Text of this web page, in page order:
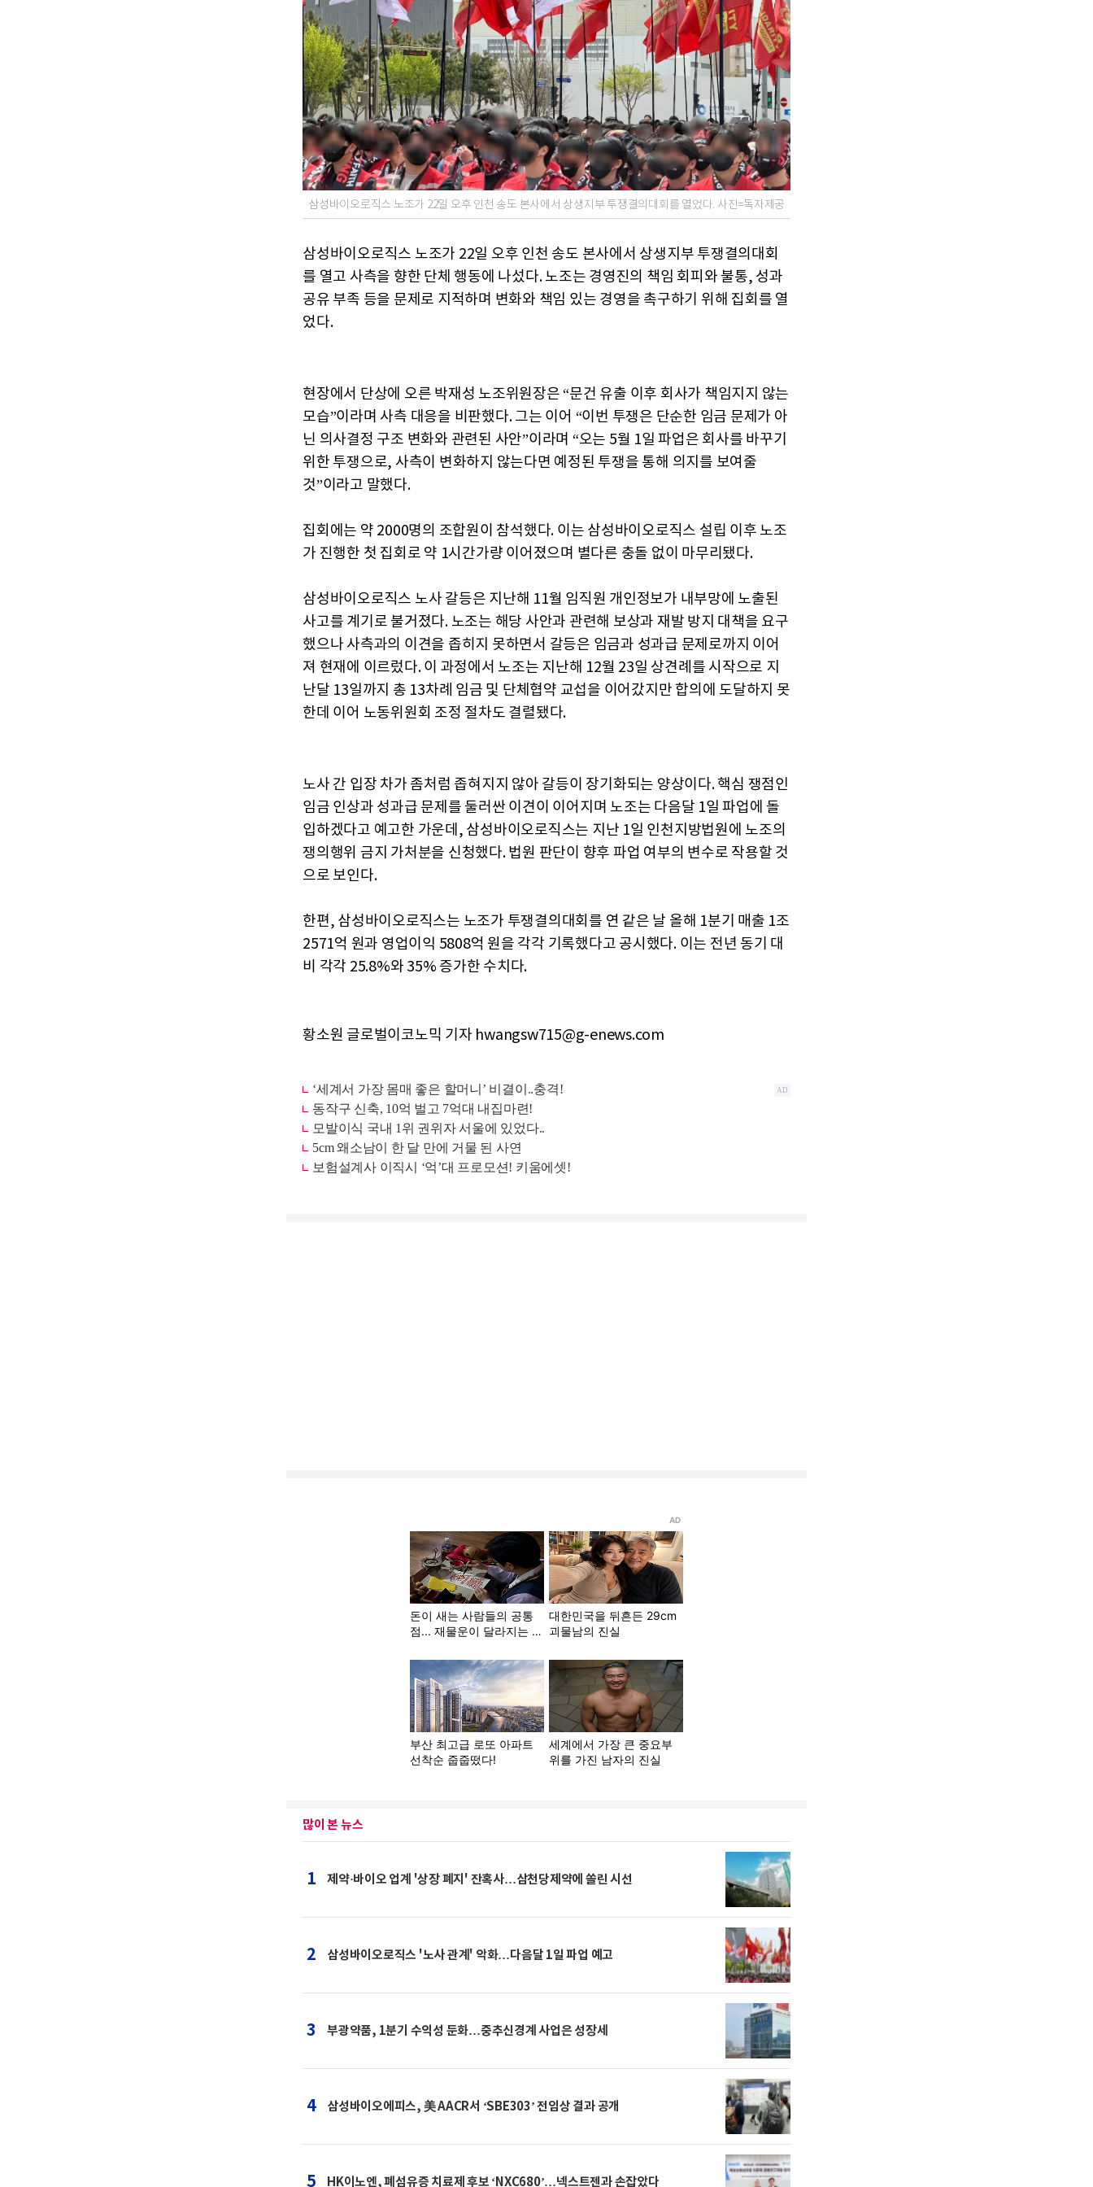
삼성바이오로직스 노조가 22일 오후 인천 송도 본사에서 상생지부 투쟁결의대회를 열었다. 사진=독자제공
삼성바이오로직스 노조가 22일 오후 인천 송도 본사에서 상생지부 투쟁결의대회
를 열고 사측을 향한 단체 행동에 나섰다. 노조는 경영진의 책임 회피와 불통, 성과
공유 부족 등을 문제로 지적하며 변화와 책임 있는 경영을 촉구하기 위해 집회를 열
었다.
현장에서 단상에 오른 박재성 노조위원장은 “문건 유출 이후 회사가 책임지지 않는
모습”이라며 사측 대응을 비판했다. 그는 이어 “이번 투쟁은 단순한 임금 문제가 아
닌 의사결정 구조 변화와 관련된 사안”이라며 “오는 5월 1일 파업은 회사를 바꾸기
위한 투쟁으로, 사측이 변화하지 않는다면 예정된 투쟁을 통해 의지를 보여줄
것”이라고 말했다.
집회에는 약 2000명의 조합원이 참석했다. 이는 삼성바이오로직스 설립 이후 노조
가 진행한 첫 집회로 약 1시간가량 이어졌으며 별다른 충돌 없이 마무리됐다.
삼성바이오로직스 노사 갈등은 지난해 11월 임직원 개인정보가 내부망에 노출된
사고를 계기로 불거졌다. 노조는 해당 사안과 관련해 보상과 재발 방지 대책을 요구
했으나 사측과의 이견을 좁히지 못하면서 갈등은 임금과 성과급 문제로까지 이어
져 현재에 이르렀다. 이 과정에서 노조는 지난해 12월 23일 상견례를 시작으로 지
난달 13일까지 총 13차례 임금 및 단체협약 교섭을 이어갔지만 합의에 도달하지 못
한데 이어 노동위원회 조정 절차도 결렬됐다.
노사 간 입장 차가 좀처럼 좁혀지지 않아 갈등이 장기화되는 양상이다. 핵심 쟁점인
임금 인상과 성과급 문제를 둘러싼 이견이 이어지며 노조는 다음달 1일 파업에 돌
입하겠다고 예고한 가운데, 삼성바이오로직스는 지난 1일 인천지방법원에 노조의
쟁의행위 금지 가처분을 신청했다. 법원 판단이 향후 파업 여부의 변수로 작용할 것
으로 보인다.
한편, 삼성바이오로직스는 노조가 투쟁결의대회를 연 같은 날 올해 1분기 매출 1조
2571억 원과 영업이익 5808억 원을 각각 기록했다고 공시했다. 이는 전년 동기 대
비 각각 25.8%와 35% 증가한 수치다.
황소원 글로벌이코노믹 기자 hwangsw715@g-enews.com
많이 본 뉴스
1 제약·바이오 업계 '상장 폐지' 잔혹사…삼천당제약에 쏠린 시선
2 삼성바이오로직스 '노사 관계' 악화…다음달 1일 파업 예고
3 부광약품, 1분기 수익성 둔화…중추신경계 사업은 성장세
4 삼성바이오에피스, 美 AACR서 ‘SBE303’ 전임상 결과 공개
5 HK이노엔, 폐섬유증 치료제 후보 ‘NXC680’…넥스트젠과 손잡았다